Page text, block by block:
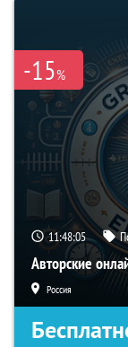
-15%
11:48:04
Авторские
Россия